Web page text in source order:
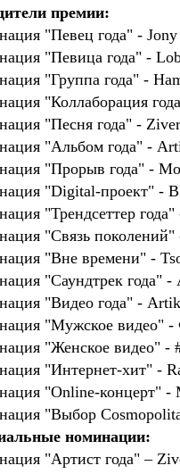
премии:
"Певец года" - Jony
"Певица года" -
"Группа года" -
"Коллаборация
"Песня года" -
"Альбом года" -
"Прорыв года" -
"Digital-проект" -
"Трендсеттер
"Связь
"Вне времени" -
"Саундтрек года"
"Видео года" -
"Мужское видео"
"Женское видео"
"Интернет-хит" -
"Online-концерт"
"Выбор
номинации:
"Артист года" –